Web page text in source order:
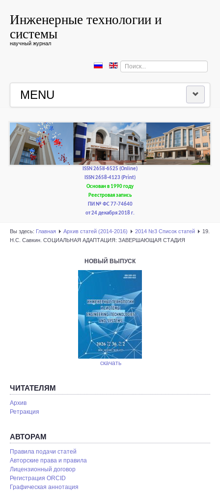
Инженерные технологии и
системы
научный журнал
Искать...
MENU
РЕДКОЛЛЕГИЯ
РЕДАКЦИОННАЯ ПОЛИТИКА И ЭТИКА
ISSN 2658-6525 (Online)
ISSN 2658-4123 (Print)
Основан в 1990 году
Реестровая запись
ПИ № ФС 77-74640
от 24 декабря 2018 г.
Вы здесь: Главная Архив статей (2014-2016) 2014 №3 Список статей
19.
Н.С. Савкин. СОЦИАЛЬНАЯ АДАПТАЦИЯ: ЗАВЕРШАЮЩАЯ СТАДИЯ
НОВЫЙ ВЫПУСК
скачать
ЧИТАТЕЛЯМ
Архив
Ретракция
АВТОРАМ
Правила подачи статей
Авторские права и правила
Лицензионный договор
Регистрация ORCID
Графическая аннотация